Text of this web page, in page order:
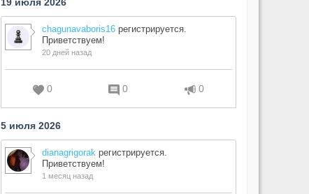
19 июля 2026
chagunavaboris16 регистрируется.
Приветствуем!
20 дней назад
0 0 0
5 июля 2026
dianagrigorak регистрируется.
Приветствуем!
1 месяц назад